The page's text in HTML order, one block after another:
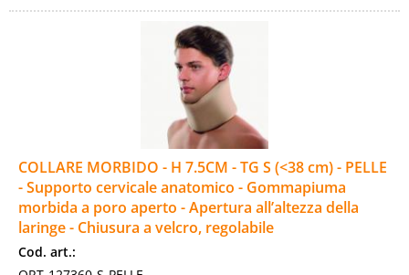
COLLARE MORBIDO - H 7.5CM - TG S (<38 cm) - PELLE
- Supporto cervicale anatomico - Gommapiuma
morbida a poro aperto - Apertura all’altezza della
laringe - Chiusura a velcro, regolabile
Cod. art.: